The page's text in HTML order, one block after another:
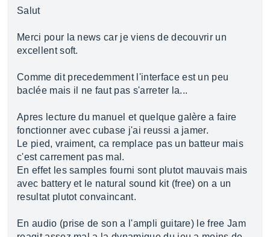
Salut
Merci pour la news car je viens de decouvrir un
excellent soft.
Comme dit precedemment l'interface est un peu
baclée mais il ne faut pas s'arreter la...
Apres lecture du manuel et quelque galère a faire
fonctionner avec cubase j'ai reussi a jamer.
Le pied, vraiment, ca remplace pas un batteur mais
c'est carrement pas mal.
En effet les samples fourni sont plutot mauvais mais
avec battery et le natural sound kit (free) on a un
resultat plutot convaincant.
En audio (prise de son a l'ampli guitare) le free Jam